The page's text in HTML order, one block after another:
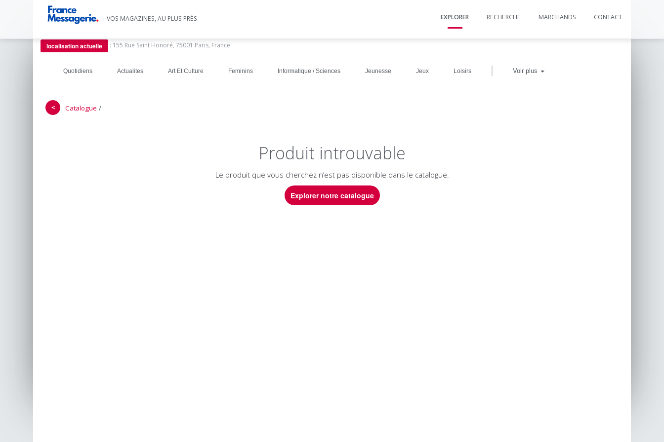
VOS MAGAZINES, AU PLUS PRÈS EXPLORER RECHERCHE MARCHANDS CONTACT
localisation actuelle : 155 Rue Saint Honoré, 75001 Paris, France
Quotidiens Actualites Art Et Culture Feminins Informatique / Sciences Jeunesse Jeux Loisirs | Voir plus
＜ Catalogue /
Produit introuvable
Le produit que vous cherchez n’est pas disponible dans le catalogue.
Explorer notre catalogue